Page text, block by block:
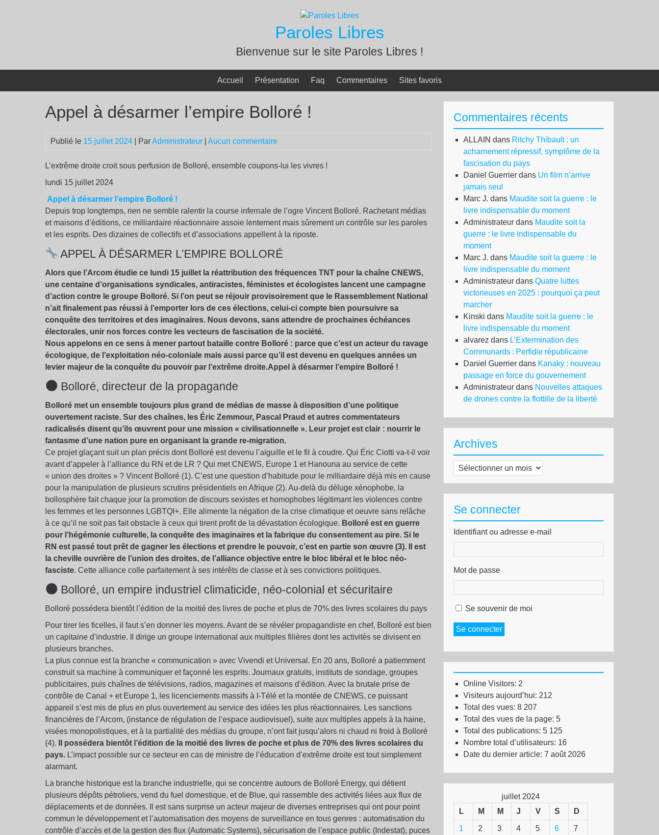
Paroles Libres
Bienvenue sur le site Paroles Libres !
Accueil Présentation Faq Commentaires Sites favoris
Appel à désarmer l’empire Bolloré !
Publié le 15 juillet 2024 | ParAdministrateur Aucun commentaire
L’extrême droite croit sous perfusion de Bolloré, ensemble coupons-lui les vivres !
lundi 15 juillet 2024
Appel à désarmer l’empire Bolloré !
Depuis trop longtemps, rien ne semble ralentir la course infernale de l’ogre Vincent Bolloré. Rachetant médias
et maisons d’éditions, ce milliardaire réactionnaire assoie lentement mais sûrement un contrôle sur les paroles
et les esprits. Des dizaines de collectifs et d’associations appellent à la riposte.
APPEL À DÉSARMER L’EMPIRE BOLLORÉ
Alors que l’Arcom étudie ce lundi 15 juillet la réattribution des fréquences TNT pour la chaîne CNEWS,
une centaine d’organisations syndicales, antiracistes, féministes et écologistes lancent une campagne
d’action contre le groupe Bolloré. Si l’on peut se réjouir provisoirement que le Rassemblement National
n’ait finalement pas réussi à l’emporter lors de ces élections, celui-ci compte bien poursuivre sa
conquête des territoires et des imaginaires. Nous devons, sans attendre de prochaines échéances
électorales, unir nos forces contre les vecteurs de fascisation de la société.
Nous appelons en ce sens à mener partout bataille contre Bolloré : parce que c’est un acteur du ravage
écologique, de l’exploitation néo-coloniale mais aussi parce qu’il est devenu en quelques années un
levier majeur de la conquête du pouvoir par l’extrême droite.Appel à désarmer l’empire Bolloré !
Bolloré, directeur de la propagande
Bolloré met un ensemble toujours plus grand de médias de masse à disposition d’une politique
ouvertement raciste. Sur des chaînes, les Éric Zemmour, Pascal Praud et autres commentateurs
radicalisés disent qu’ils œuvrent pour une mission « civilisationnelle ». Leur projet est clair : nourrir le
fantasme d’une nation pure en organisant la grande re-migration.
Ce projet glaçant suit un plan précis dont Bolloré est devenu l’aiguille et le fil à coudre. Qui Éric Ciotti va-t-il voir
avant d’appeler à l’alliance du RN et de LR ? Qui met CNEWS, Europe 1 et Hanouna au service de cette
« union des droites » ? Vincent Bolloré (1). C’est une question d’habitude pour le milliardaire déjà mis en cause
pour la manipulation de plusieurs scrutins présidentiels en Afrique (2). Au-delà du déluge xénophobe, la
bollosphère fait chaque jour la promotion de discours sexistes et homophobes légitimant les violences contre
les femmes et les personnes LGBTQI+. Elle alimente la négation de la crise climatique et oeuvre sans relâche
à ce qu’il ne soit pas fait obstacle à ceux qui tirent profit de la dévastation écologique. Bolloré est en guerre
pour l’hégémonie culturelle, la conquête des imaginaires et la fabrique du consentement au pire. Si le
RN est passé tout prêt de gagner les élections et prendre le pouvoir, c’est en partie son œuvre (3). Il est
la cheville ouvrière de l’union des droites, de l’alliance objective entre le bloc libéral et le bloc néo-
fasciste. Cette alliance colle parfaitement à ses intérêts de classe et à ses convictions politiques.
Bolloré, un empire industriel climaticide, néo-colonial et sécuritaire
Bolloré possédera bientôt l’édition de la moitié des livres de poche et plus de 70% des livres scolaires du pays
Pour tirer les ficelles, il faut s’en donner les moyens. Avant de se révéler propagandiste en chef, Bolloré est bien
un capitaine d’industrie. Il dirige un groupe international aux multiples filières dont les activités se divisent en
plusieurs branches.
La plus connue est la branche « communication » avec Vivendi et Universal. En 20 ans, Bolloré a patiemment
construit sa machine à communiquer et façonné les esprits. Journaux gratuits, instituts de sondage, groupes
publicitaires, puis chaînes de télévisions, radios, magazines et maisons d’édition. Avec la brutale prise de
contrôle de Canal + et Europe 1, les licenciements massifs à I-Télé et la montée de CNEWS, ce puissant
appareil s’est mis de plus en plus ouvertement au service des idées les plus réactionnaires. Les sanctions
financières de l’Arcom, (instance de régulation de l’espace audiovisuel), suite aux multiples appels à la haine,
visées monopolistiques, et à la partialité des médias du groupe, n’ont fait jusqu’alors ni chaud ni froid à Bolloré
(4).
Il possédera bientôt l’édition de la moitié des livres de poche et plus de 70% des livres scolaires du
pays. L’impact possible sur ce secteur en cas de ministre de l’éducation d’extrême droite est tout simplement
alarmant.
La branche historique est la branche industrielle, qui se concentre autours de Bolloré Energy, qui détient
plusieurs dépôts pétroliers, vend du fuel domestique, et de Blue, qui rassemble des activités liées aux flux de
déplacements et de données. Il est sans surprise un acteur majeur de diverses entreprises qui ont pour point
commun le développement et l’automatisation des moyens de surveillance en tous genres : automatisation du
contrôle d’accès et de la gestion des flux (Automatic Systems), sécurisation de l’espace public (Indestat), puces
Commentaires récents
ALLAIN dans Ritchy Thibault : un
acharnement répressif, symptôme de la
fascisation du pays
Daniel Guerrier dans Un film n’arrive
jamais seul
Marc J. dans Maudite soit la guerre : le
livre indispensable du moment
Administrateur dans Maudite soit la
guerre : le livre indispensable du
moment
Marc J. dans Maudite soit la guerre : le
livre indispensable du moment
Administrateur dans Quatre luttes
victorieuses en 2025 : pourquoi ça peut
marcher
Kinski dans Maudite soit la guerre : le
livre indispensable du moment
alvarez dans L’Extermination des
Communards : Perfidie républicaine
Daniel Guerrier dans Kanaky : nouveau
passage en force du gouvernement
Administrateur dans Nouvelles attaques
de drones contre la flottille de la liberté
Archives
Archives
Se connecter
Identifiant ou adresse e-mail
Mot de passe
Se souvenir de moi
Se connecter
Online Visitors: 2
Visiteurs aujourd’hui: 212
Total des vues: 8 207
Total des vues de la page: 5
Total des publications: 5 125
Nombre total d’utilisateurs: 16
Date du dernier article: 7 août 2026
juillet 2024
L
M M J V S D
1 2 3 4 5 6 7